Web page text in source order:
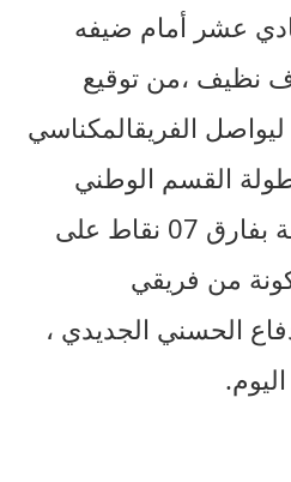
عشر أمام ضيفه
نظيف ،من توقيع
ليواصل الفريقالمكناسي
القسم الوطني
بفارق نقاط على
من فريقي
الحسني الجديدي ،
اليوم.